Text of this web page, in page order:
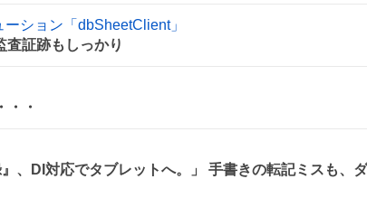
ション「dbSheetClient」
証跡もしっかり
・・
、DI対応でタブレットへ。」 手書きの転記ミスも、